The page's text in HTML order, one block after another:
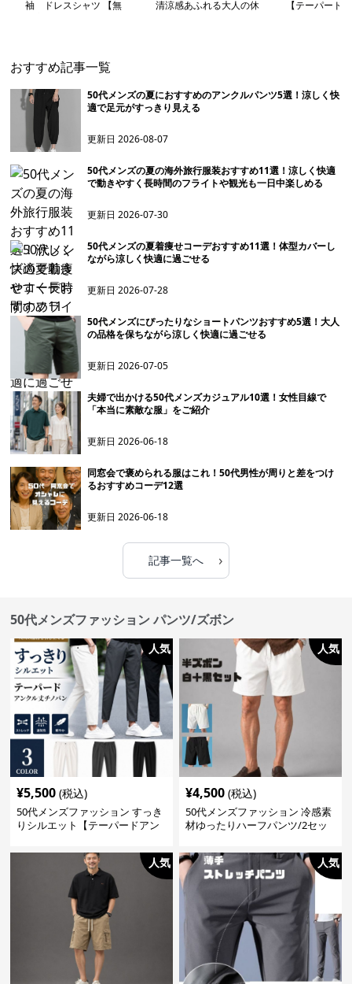
袖 ドレスシャツ 【無
清涼感あふれる大人の休
【テーパード
おすすめ記事一覧
50代メンズの夏におすすめのアンクルパンツ5選！涼しく快
適で足元がすっきり見える
更新日2026-08-07
50代メンズの夏の海外旅行服装おすすめ11選！涼しく快適
で動きやすく長時間のフライトや観光も一日中楽しめる
更新日2026-07-30
50代メンズの夏着痩せコーデおすすめ11選！体型カバーし
ながら涼しく快適に過ごせる
更新日2026-07-28
50代メンズにぴったりなショートパンツおすすめ5選！大人
の品格を保ちながら涼しく快適に過ごせる
更新日2026-07-05
夫婦で出かける50代メンズカジュアル10選！女性目線で
「本当に素敵な服」をご紹介
更新日2026-06-18
同窓会で褒められる服はこれ！50代男性が周りと差をつけ
るおすすめコーデ12選
更新日2026-06-18
記事一覧へ ›
50代メンズファッション パンツ/ズボン
人気
¥5,500 (税込)
50代メンズファッション すっき
りシルエット【テーパードアン
人気
¥4,500 (税込)
50代メンズファッション 冷感素
材ゆったりハーフパンツ/2セッ
人気 人気